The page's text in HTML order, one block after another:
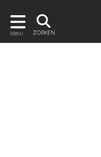
MENU ZOEKEN